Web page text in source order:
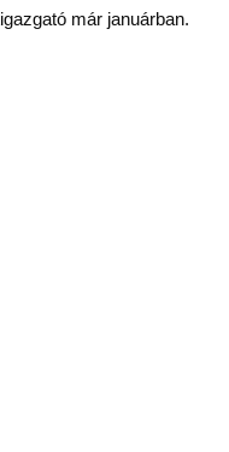
már januárban.